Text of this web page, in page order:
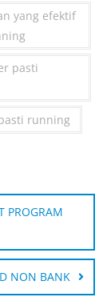
yang efektif
pasti
running
PROGRAM
NON BANK